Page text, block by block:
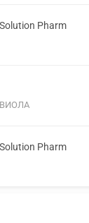
Pharm
Pharm